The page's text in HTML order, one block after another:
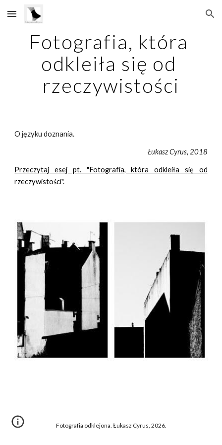
Skip to main content Skip to navigation
Fotografia, która
odkleiła się od
rzeczywistości
O języku doznania.
Łukasz Cyrus, 2018
Przeczytaj esej pt. "Fotografia, która odkleiła się od
rzeczywistości".
Fotografia odklejona. Łukasz Cyrus, 2026.